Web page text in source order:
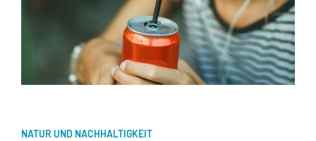
NATUR UND NACHHALTIGKEIT